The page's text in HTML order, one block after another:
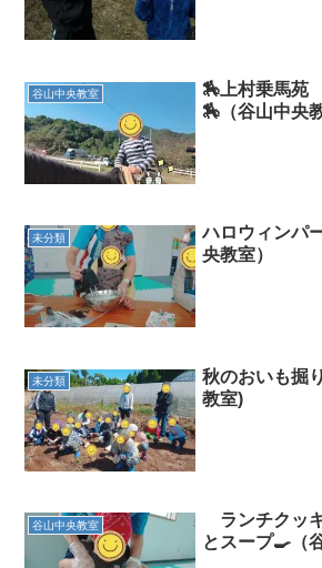
谷山中央教室
🏇上村乗馬苑
🏇（谷山中央
未分類
ハロウィンパ
央教室）
未分類
秋のおいも掘
教室)
谷山中央教室
ランチクッ
とスープ🍳（